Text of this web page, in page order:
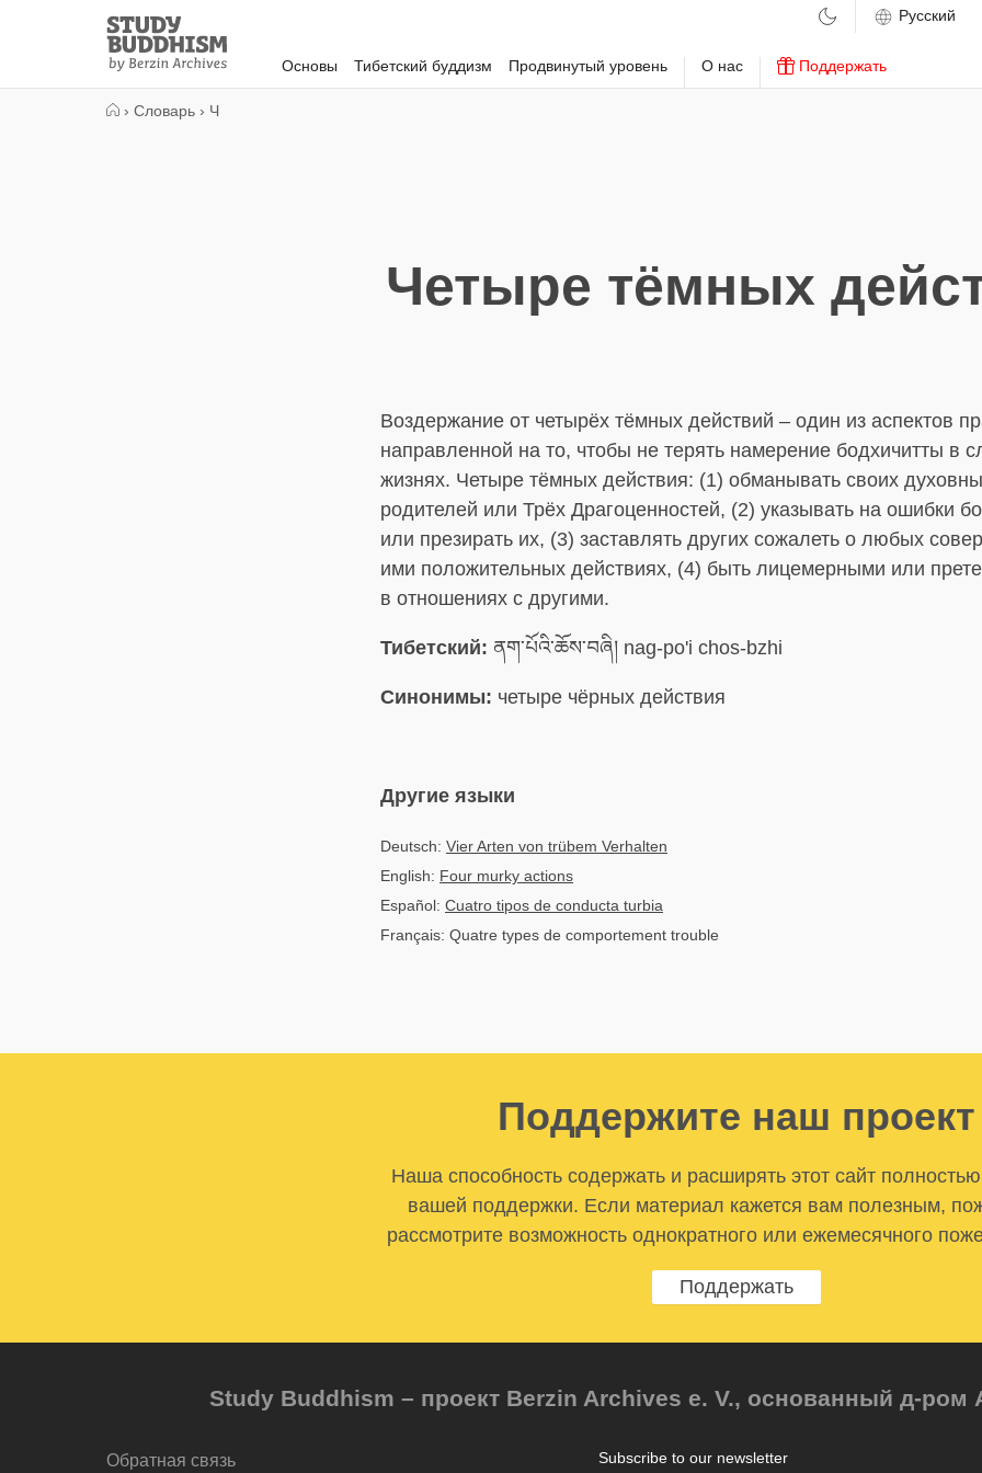
Study
Buddhism
Home
Основы Тибетский буддизм Продвинутый уровень О нас Поддержать
› Словарь › Ч
Четыре тёмных
Воздержание от четырёх тёмных действий – один из аспектов
направленной на то, чтобы не терять намерение бодхичитты в
жизнях. Четыре тёмных действия: (1) обманывать своих
родителей или Трёх Драгоценностей, (2) указывать на ошибки
или презирать их, (3) заставлять других сожалеть о любых
ими положительных действиях, (4) быть лицемерными или
в отношениях с другими.
Тибетский: ནག་པོའི་ཆོས་བཞི། nag-po'i chos-bzhi
Синонимы: четыре чёрных действия
Другие языки
Deutsch: Vier Arten von trübem Verhalten
English: Four murky actions
Español: Cuatro tipos de conducta turbia
Français: Quatre types de comportement trouble
Поддержите наш проект
Наша способность содержать и расширять этот сайт полностью
вашей поддержки. Если материал кажется вам полезным,
рассмотрите возможность однократного или ежемесячного
Поддержать
Study Buddhism – проект Berzin Archives e. V., основанный д-
Обратная связь Subscribe to our newsletter